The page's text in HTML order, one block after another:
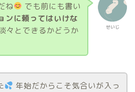
せいじ
ね
でも前にも書い
ンに頼ってはいけな
々とできるかどうか
年始だからこそ気合いが入っ